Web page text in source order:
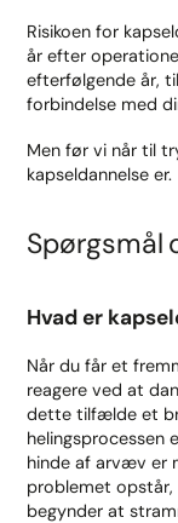
Risikoen for
år efter
efterfølgende år,
forbindelse med
Men før vi når til
kapseldannelse er.
Spørgsmål
Hvad er
Når du får et
reagere ved at
dette tilfælde et
helingsprocessen
hinde af arvæv er
problemet opstår,
begynder at